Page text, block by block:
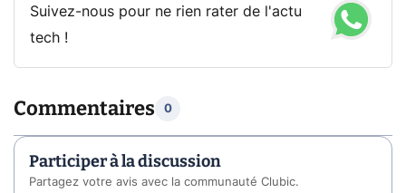
Suivez-nous pour ne rien rater de l'actu
tech !
Commentaires 0
Participer à la discussion
Partagez votre avis avec la communauté Clubic.